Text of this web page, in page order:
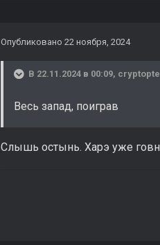
Опубликовано 22 ноября, 2024
В 22.11.2024 в 00:09,
Весь запад, поиграв
Слышь остынь. Харэ уже